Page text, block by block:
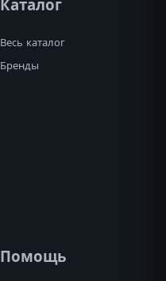
Каталог
Весь каталог
Бренды
Помощь